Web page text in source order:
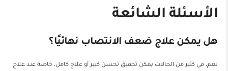
الأسئلة الشائعة
هل يمكن علاج ضعف الانتصاب نهائيًا؟
نعم، في كثير من الحالات يمكن تحقيق تحسن كبير أو علاج كامل، خاصة عند علاج